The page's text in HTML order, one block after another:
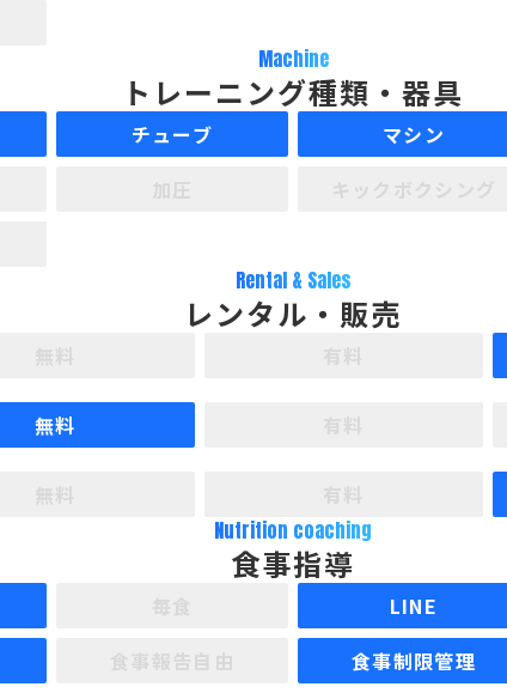
Machine
トレーニング種類・器具
チューブ マシン
Rental & Sales
レンタル・販売
無料
Nutrition coaching
食事指導
LINE
食事制限管理